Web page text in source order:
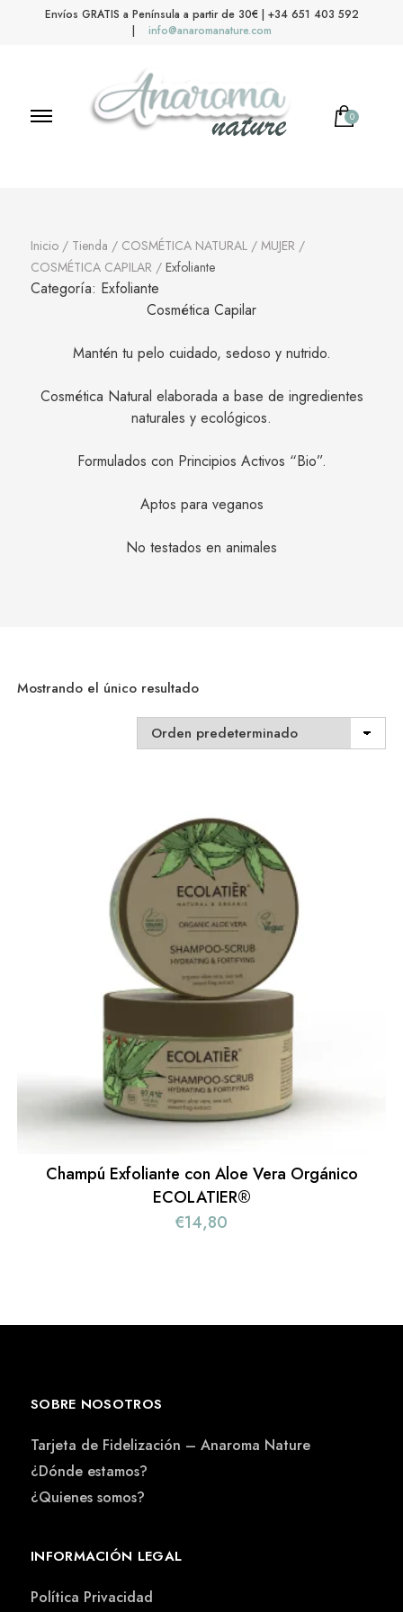
Envíos GRATIS a Península a partir de 30€ | +34 651 403 592
|
info@anaromanature.com
0
Inicio / Tienda / COSMÉTICA NATURAL / MUJER /
COSMÉTICA CAPILAR / Exfoliante
Categoría: Exfoliante
Cosmética Capilar
Mantén tu pelo cuidado, sedoso y nutrido.
Cosmética Natural elaborada a base de ingredientes
naturales y ecológicos.
Formulados con Principios Activos “Bio”.
Aptos para veganos
No testados en animales
Mostrando el único resultado
Champú Exfoliante con Aloe Vera Orgánico
ECOLATIER®
€14,80
SOBRE NOSOTROS
Tarjeta de Fidelización – Anaroma Nature
¿Dónde estamos?
¿Quienes somos?
INFORMACIÓN LEGAL
Política Privacidad